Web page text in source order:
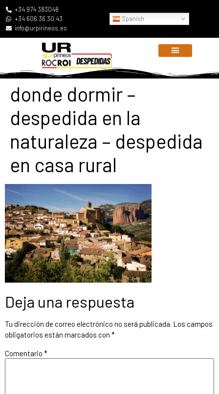
+34 974 383048
+34 606 36 30 43
info@urpirineos.es
Spanish
donde dormir –
despedida en la
naturaleza – despedida
en casa rural
Deja una respuesta
Tu dirección de correo electrónico no será publicada. Los campos
obligatorios están marcados con *
Comentario *